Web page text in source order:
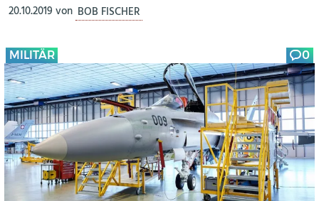
20.10.2019 von BOB FISCHER
MILITÄR 0